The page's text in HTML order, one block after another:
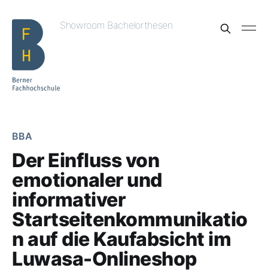
Showroom Bachelorthesen
BBA
Der Einfluss von
emotionaler und
informativer
Startseitenkommunikatio
n auf die Kaufabsicht im
Luwasa-Onlineshop